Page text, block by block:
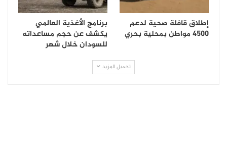
إطلاق قافلة صحية لدعم
4500 مواطن بمحلية بحري
برنامج الأغذية العالمي
يكشف عن حجم مساعداته
للسودان خلال شهر
تحميل المزيد